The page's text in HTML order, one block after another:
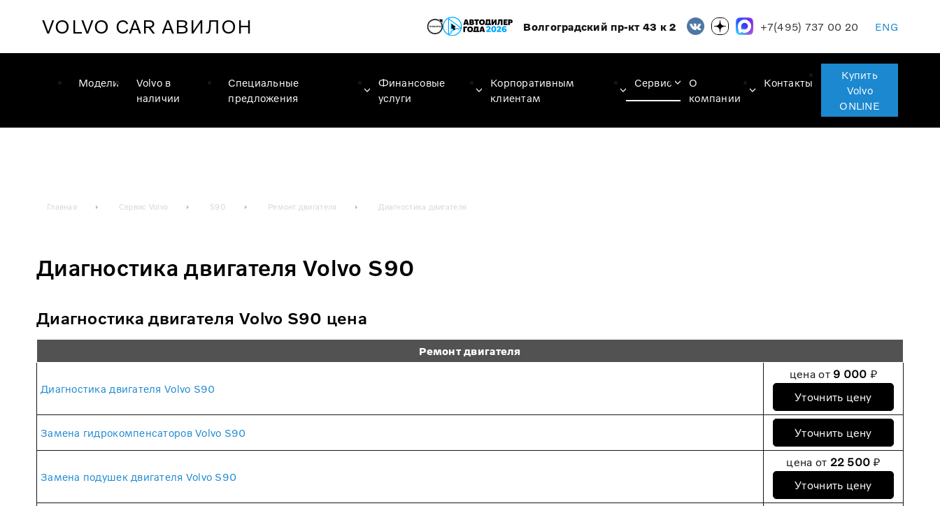
VOLVO CAR АВИЛОН Волгоградский пр-кт 43 к 2 +7(495) 737 00 20 ENG
Модели
Volvo в
наличии
Специальные
предложения
Финансовые
услуги
Корпоративным
клиентам
Сервис
О
компании
Контакты
Купить
Volvo
ONLINE
Главная Сервис Volvo S90 Ремонт двигателя Диагностика двигателя
Диагностика двигателя Volvo S90
Диагностика двигателя Volvo S90 цена
Ремонт двигателя
Диагностика двигателя Volvo S90
цена от 9 000 ₽
Уточнить цену
Замена гидрокомпенсаторов Volvo S90 Уточнить цену
Замена подушек двигателя Volvo S90
цена от 22 500 ₽
Уточнить цену